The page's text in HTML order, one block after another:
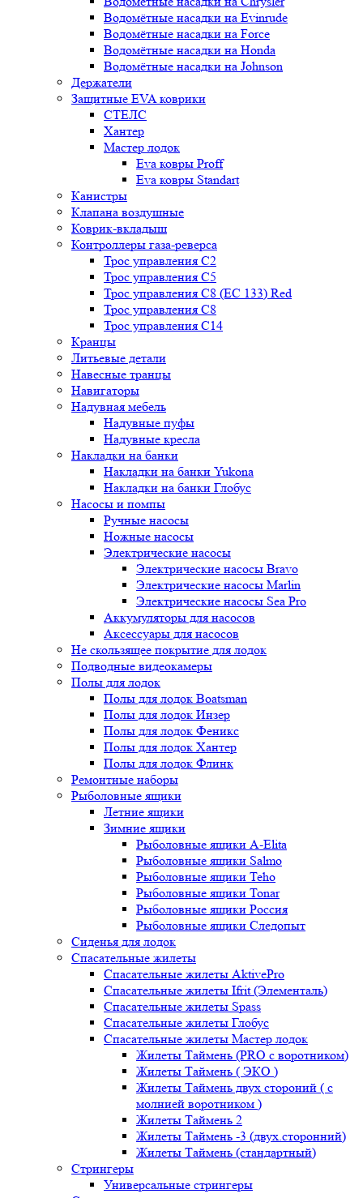
Водомётные насадки на Evinrude
Водомётные насадки на Force
Водомётные насадки на Honda
Водомётные насадки на Johnson
Держатели
Защитные EVA коврики
СТЕЛС
Хантер
Мастер лодок
Eva ковры Proff
Eva ковры Standart
Канистры
Клапана воздушные
Коврик-вкладыш
Контроллеры газа-реверса
Трос управления C2
Трос управления C5
Трос управления C8 (ЕС 133) Red
Трос управления C8
Трос управления C14
Кранцы
Литьевые детали
Навесные транцы
Навигаторы
Надувная мебель
Надувные пуфы
Надувные кресла
Накладки на банки
Накладки на банки Yukona
Накладки на банки Глобус
Насосы и помпы
Ручные насосы
Ножные насосы
Электрические насосы
Электрические насосы Bravo
Электрические насосы Marlin
Электрические насосы Sea Pro
Аккумуляторы для насосов
Аксессуары для насосов
Не скользящее покрытие для лодок
Подводные видеокамеры
Полы для лодок
Полы для лодок Boatsman
Полы для лодок Инзер
Полы для лодок Феникс
Полы для лодок Хантер
Полы для лодок Флинк
Ремонтные наборы
Рыболовные ящики
Летние ящики
Зимние ящики
Рыболовные ящики A-Elita
Рыболовные ящики Salmo
Рыболовные ящики Teho
Рыболовные ящики Tonar
Рыболовные ящики Россия
Рыболовные ящики Следопыт
Сиденья для лодок
Спасательные жилеты
Спасательные жилеты AktivePro
Спасательные жилеты Ifrit (Элементаль)
Спасательные жилеты Spass
Спасательные жилеты Глобус
Спасательные жилеты Мастер лодок
Жилеты Таймень (PRO c воротником)
Жилеты Таймень ( ЭКО )
Жилеты Таймень двух стороний ( с
молнией воротником )
Жилеты Таймень 2
Жилеты Таймень -3 (двух.сторонний)
Жилеты Таймень (стандартный)
Стрингеры
Универсальные стрингеры